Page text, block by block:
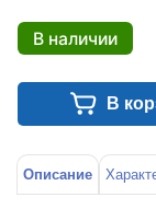
В наличии
В
Описание